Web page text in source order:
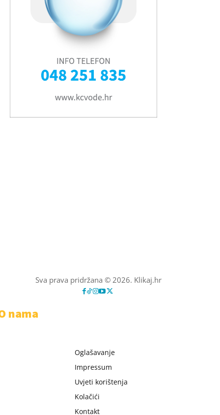
Sva prava pridržana © 2026. Klikaj.hr
nama
Oglašavanje
Impressum
Uvjeti korištenja
Kolačići
Kontakt